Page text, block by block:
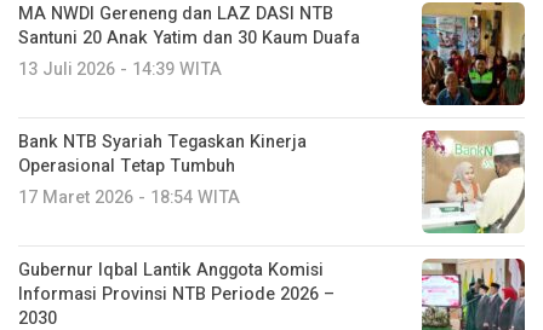
MA NWDI Gereneng dan LAZ DASI NTB
Santuni 20 Anak Yatim dan 30 Kaum Duafa
13 Juli 2026 - 14:39 WITA
Bank NTB Syariah Tegaskan Kinerja
Operasional Tetap Tumbuh
17 Maret 2026 - 18:54 WITA
Gubernur Iqbal Lantik Anggota Komisi
Informasi Provinsi NTB Periode 2026 –
2030